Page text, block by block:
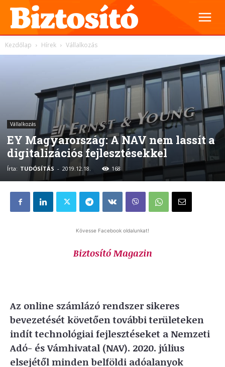
Kezdőlap Hírek Vállalkozás
Vállalkozás
EY Magyarország: A NAV nem lassít a
digitalizációs fejlesztésekkel
Írta: TUDÓSÍTÁS - 2019.12.18. 168
Kövesse Facebook oldalunkat!
Biztosító Magazin
Az online számlázó rendszer sikeres
bevezetését követően további területeken
indít technológiai fejlesztéseket a Nemzeti
Adó- és Vámhivatal (NAV). 2020. július
elsejétől minden belföldi adóalanyok